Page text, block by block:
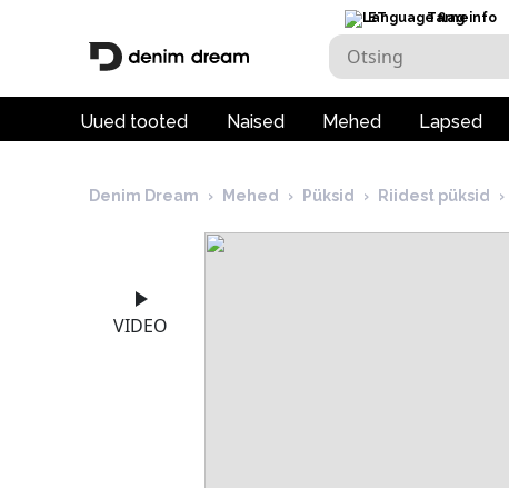
ET Tarneinfo
Uued tooted Naised Mehed Lapsed
Denim Dream › Mehed › Püksid › Riidest püksid ›
VIDEO